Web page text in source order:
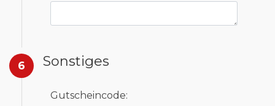
6 Sonstiges
Gutscheincode: